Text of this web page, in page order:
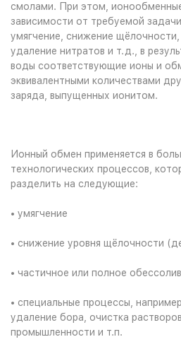
смолами. При этом,
зависимости от требуемой
умягчение, снижение щёлочности,
удаление нитратов и т.д., в
воды соответствующие ионы и
эквивалентными количествами
заряда, выпущенных ионитом.
Ионный обмен применяется в
технологических процессов,
разделить на следующие:
• умягчение
• снижение уровня щёлочности
• частичное или полное
• специальные процессы,
удаление бора, очистка
промышленности и т.п.